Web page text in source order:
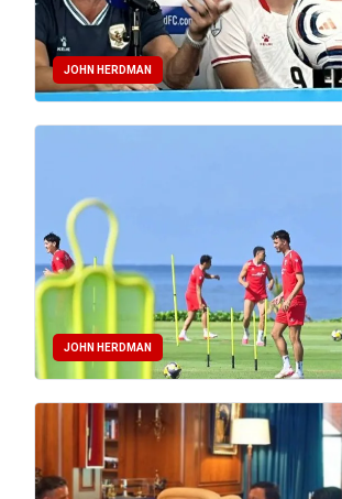
JOHN HERDMAN
JOHN HERDMAN